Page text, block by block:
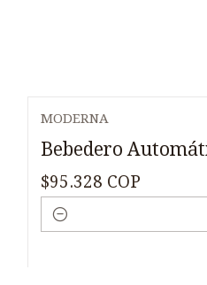
MODERNA
Bebedero
$95.328 COP
Cantidad